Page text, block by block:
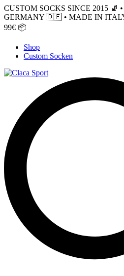
CUSTOM SOCKS SINCE 2015 🧦
GERMANY 🇩🇪 • MADE IN
99€ 📦
Shop
Custom Socken